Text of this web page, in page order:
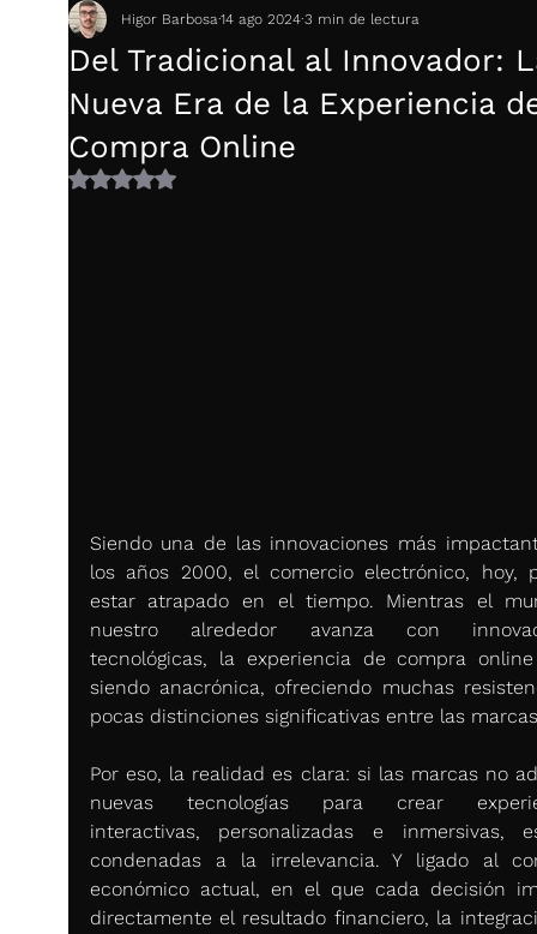
Del Tradicional al Innovador:
Nueva Era de la Experiencia
Compra Online
Higor Barbosa14 ago 2024 3 min de lectura
Obtuvo NaN de 5 estrellas.
Siendo una de las innovaciones más
los años 2000, el comercio electrónico, hoy,
estar atrapado en el tiempo. Mientras el
nuestro alrededor avanza con
tecnológicas, la experiencia de compra
siendo anacrónica, ofreciendo muchas
pocas distinciones significativas entre las
Por eso, la realidad es clara: si las marcas no
nuevas tecnologías para crear
interactivas, personalizadas e inmersivas,
condenadas a la irrelevancia. Y ligado al
económico actual, en el que cada decisión
directamente el resultado financiero, la